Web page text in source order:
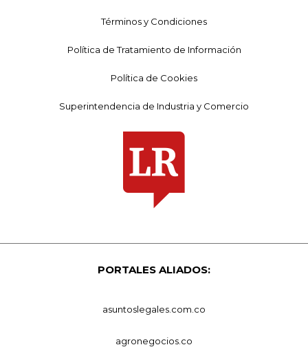
Términos y Condiciones
Política de Tratamiento de Información
Política de Cookies
Superintendencia de Industria y Comercio
PORTALES ALIADOS:
asuntoslegales.com.co
agronegocios.co